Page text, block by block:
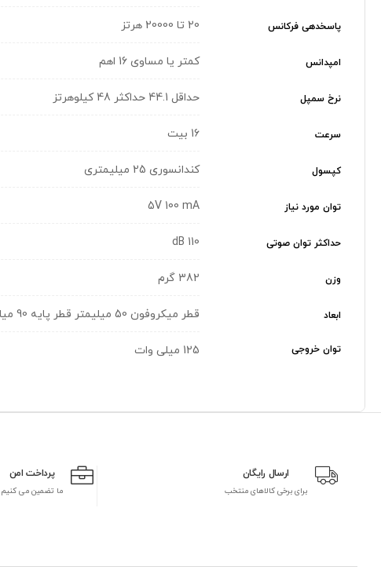
پاسخدهی فرکانس 20 تا 20000 هرتز
امپدانس کمتر یا مساوی 16 اهم
نرخ سمپل حداقل 44.1 حداکثر 48 کیلوهرتز
سرعت 16 بیت
کپسول کندانسوری 25 میلیمتری
توان مورد نیاز 5V 100 mA
حداکثر توان صوتی 110 dB
وزن 382 گرم
ابعاد قطر میکروفون 50 میلیمتر قطر پایه 90 میلیمتر ارتفاع 184 میلیمتر
توان خروجی 125 میلی وات
ارسال رایگان
برای برخی کالاهای منتخب
پرداخت امن
ما تضمین می کنیم